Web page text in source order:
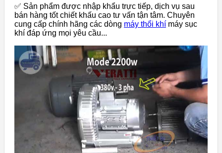
✅ Sản phẩm được nhập khẩu trực tiếp, dịch vụ sau
bán hàng tốt chiết khấu cao tư vấn tận tâm. Chuyên
cung cấp chính hãng các dòng máy thổi khí máy sục
khí đáp ứng mọi yêu cầu...